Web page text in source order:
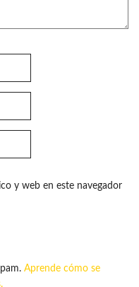
y web en este navegador
Aprende cómo se